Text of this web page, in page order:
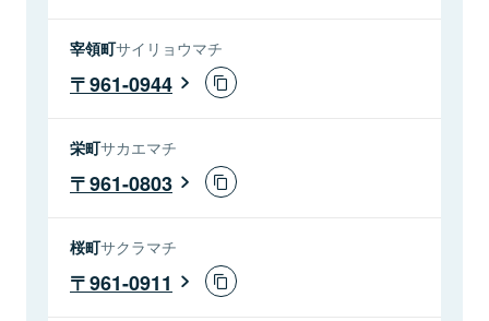
宰領町サイリョウマチ
961-0944
栄町サカエマチ
961-0803
桜町サクラマチ
961-0911